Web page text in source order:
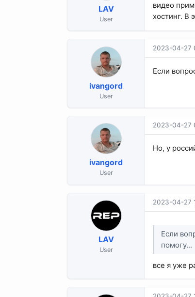
LAV
User
видео
хостинг. В
ivangord
User
2023-04-27
Если
ivangord
User
2023-04-27
Но, у
LAV
User
2023-04-27
Если
помогу...
все я уже